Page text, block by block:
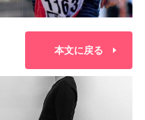
本文に戻る